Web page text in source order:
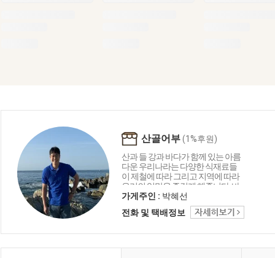
산골어부(1%후원)
산과 들 강과 바다가 함께 있는 아름
다운 우리나라는 다양한 식재료들
이 제철에 따라 그리고 지역에 따라
우리의 입맛을 즐겁게 해줍니다. 바
다의 재료로 함께 만드는 요리들은
언제나 우리의 맛에 감칠맛과 부드
러움 그리고 음식이 문화로 발전하
골어부는 바다와 자연을 담고 그리
가게주인 : 박혜선
전화 및 택배정보